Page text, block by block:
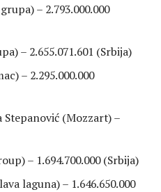
– 2.793.000.000
– 2.655.071.601 (Srbija)
– 2.295.000.000
Stepanović (Mozzart) –
– 1.694.700.000 (Srbija)
laguna) – 1.646.650.000